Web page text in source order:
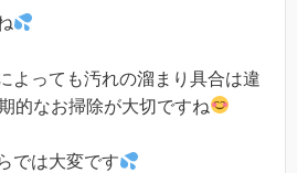
よっても汚れの溜まり具合は違
的なお掃除が大切ですね
では大変です